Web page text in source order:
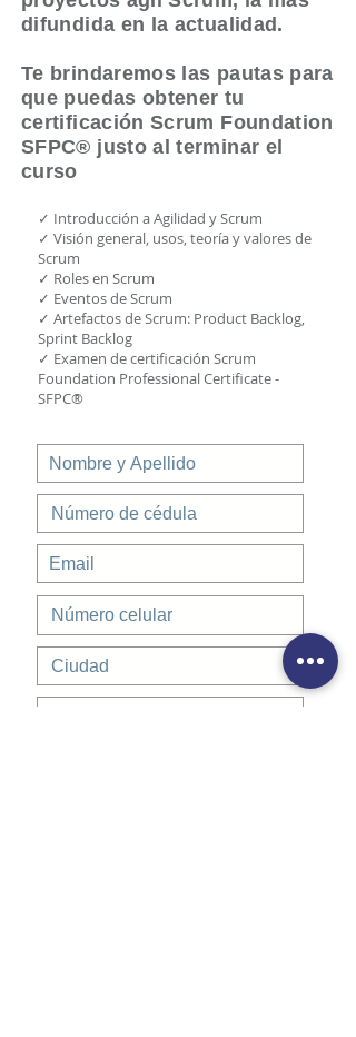
difundida en la actualidad.
Te brindaremos las pautas para
que puedas obtener tu
certificación Scrum Foundation
SFPC® justo al terminar el
curso
✓ Introducción a Agilidad y Scrum
✓ Visión general, usos, teoría y valores de
Scrum
✓ Roles en Scrum
✓ Eventos de Scrum
✓ Artefactos de Scrum: Product Backlog,
Sprint Backlog
✓ Examen de certificación Scrum
Foundation Professional Certificate -
SFPC®